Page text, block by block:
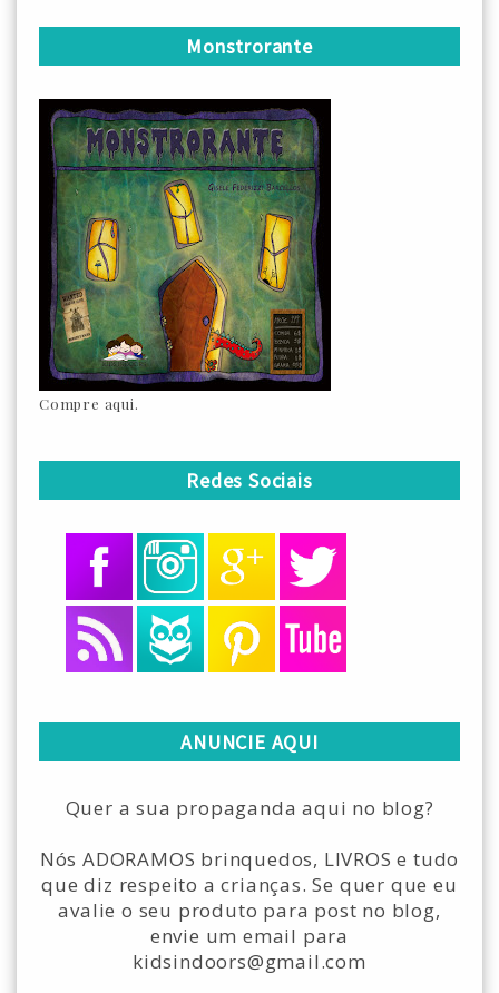
Monstrorante
Compre aqui.
Redes Sociais
ANUNCIE AQUI
Quer a sua propaganda aqui no blog?
Nós ADORAMOS brinquedos, LIVROS e tudo
que diz respeito a crianças. Se quer que eu
avalie o seu produto para post no blog,
envie um email para
kidsindoors@gmail.com